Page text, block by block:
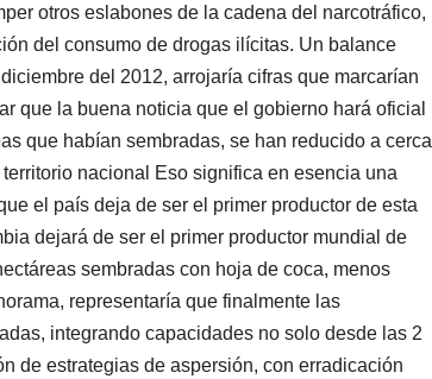
otros eslabones de la cadena del narcotráfico,
del consumo de drogas ilícitas. Un balance
del 2012, arrojaría cifras que marcarían
que la buena noticia que el gobierno hará oficial
que habían sembradas, se han reducido a cerca
nacional Eso significa en esencia una
el país deja de ser el primer productor de esta
dejará de ser el primer productor mundial de
sembradas con hoja de coca, menos
representaría que finalmente las
integrando capacidades no solo desde las 2
de estrategias de aspersión, con erradicación